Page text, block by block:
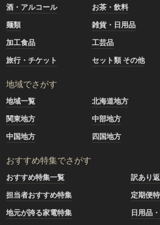
酒・アルコール
お茶・飲料
麺類
雑貨・日用品
加工食品
工芸品
旅行・チケット
セット類 その他
地域でさがす
地域一覧 北海道地方
関東地方
中部地方
中国地方
四国地方
おすすめ特集でさがす
おすすめ特集一覧
訳あり
担当者おすすめ特集
定期便
地元が誇る家電特集
日用品